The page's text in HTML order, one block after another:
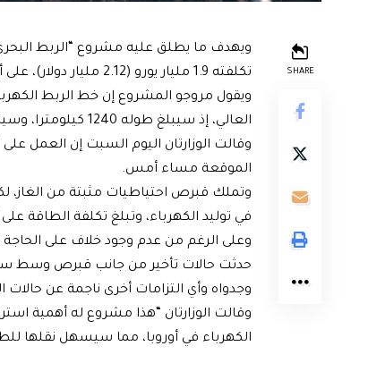
SHARE
ويهدف ما يطلق عليه مشروع “الربط
تكلفته 1.9 مليار يورو (2.12 مليار دولار)، على أن يتم مده إلى إسرائيل لاحقا.
ويقول مروجو المشروع إن خط الربط
العالي، إذ سيبلغ طوله 1240 كيلومترا، وسيكون الأعمق أيضا ببلوغه ثلاثة آلاف متر تحت سطح الماء.
وقالت الوزارتان اليوم السبت إن العمل
الموقعة مساء أمس.
وتملك قبرص احتياطيات مثبتة من الغاز،
في توليد الكهرباء، وتبلغ تكلفة الطاقة
وعلى الرغم من عدم وجود خلاف على
حدثت حالات تأخير من جانب قبرص وسط
وجدواه وأي التزامات أخرى ناجمة عن حالات
وقالت الوزارتان “هذا مشروع له أهمية
الكهرباء في أوروبا، مما سيسهل نقلها